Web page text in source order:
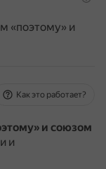
«поэтому» и
Как это работает?
и союзом
и